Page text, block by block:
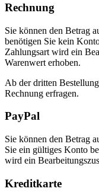
Rechnung
Sie können den Betrag
benötigen Sie kein
Zahlungsart wird ein
Warenwert erhoben.
Ab der dritten
Rechnung erfragen.
PayPal
Sie können den Betrag
Sie ein gültiges Konto
wird ein
Kreditkarte